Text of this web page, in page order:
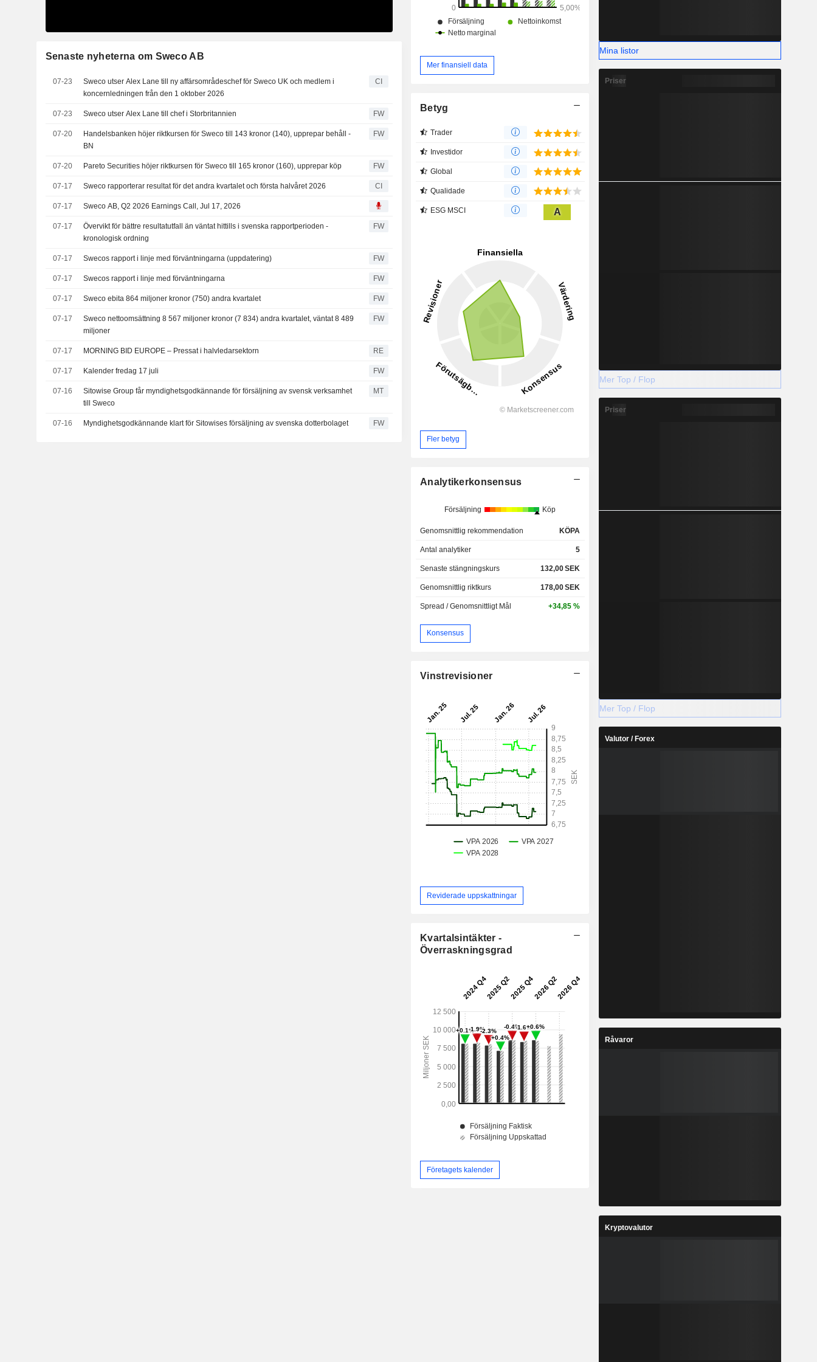
Senaste nyheterna om Sweco AB
07-23
Sweco utser Alex Lane till ny affärsområdeschef för Sweco UK och medlem i
koncernledningen från den 1 oktober 2026
CI
07-23 Sweco utser Alex Lane till chef i Storbritannien FW
07-20
Handelsbanken höjer riktkursen för Sweco till 143 kronor (140), upprepar behåll -
BN
FW
07-20 Pareto Securities höjer riktkursen för Sweco till 165 kronor (160), upprepar köp FW
07-17 Sweco rapporterar resultat för det andra kvartalet och första halvåret 2026 CI
07-17 Sweco AB, Q2 2026 Earnings Call, Jul 17, 2026
07-17
Övervikt för bättre resultatutfall än väntat hittills i svenska rapportperioden -
kronologisk ordning
FW
07-17 Swecos rapport i linje med förväntningarna (uppdatering) FW
07-17 Swecos rapport i linje med förväntningarna FW
07-17 Sweco ebita 864 miljoner kronor (750) andra kvartalet FW
07-17
Sweco nettoomsättning 8 567 miljoner kronor (7 834) andra kvartalet, väntat 8 489
miljoner
FW
07-17 MORNING BID EUROPE – Pressat i halvledarsektorn RE
07-17 Kalender fredag 17 juli FW
07-16
Sitowise Group får myndighetsgodkännande för försäljning av svensk verksamhet
till Sweco
MT
07-16 Myndighetsgodkännande klart för Sitowises försäljning av svenska dotterbolaget FW
Mer finansiell data
Betyg
Trader
Investidor
Global
Qualidade
ESG MSCI A
Fler betyg
Analytikerkonsensus
Försäljning Köp
Genomsnittlig rekommendation KÖPA
Antal analytiker 5
Senaste stängningskurs 132,00SEK
Genomsnittlig riktkurs 178,00SEK
Spread / Genomsnittligt Mål +34,85 %
Konsensus
Vinstrevisioner
Reviderade uppskattningar
Kvartalsintäkter -
Överraskningsgrad
Företagets kalender
Mina listor
Priser
Mer Top / Flop
Priser
Mer Top / Flop
Valutor / Forex
Råvaror
Kryptovalutor